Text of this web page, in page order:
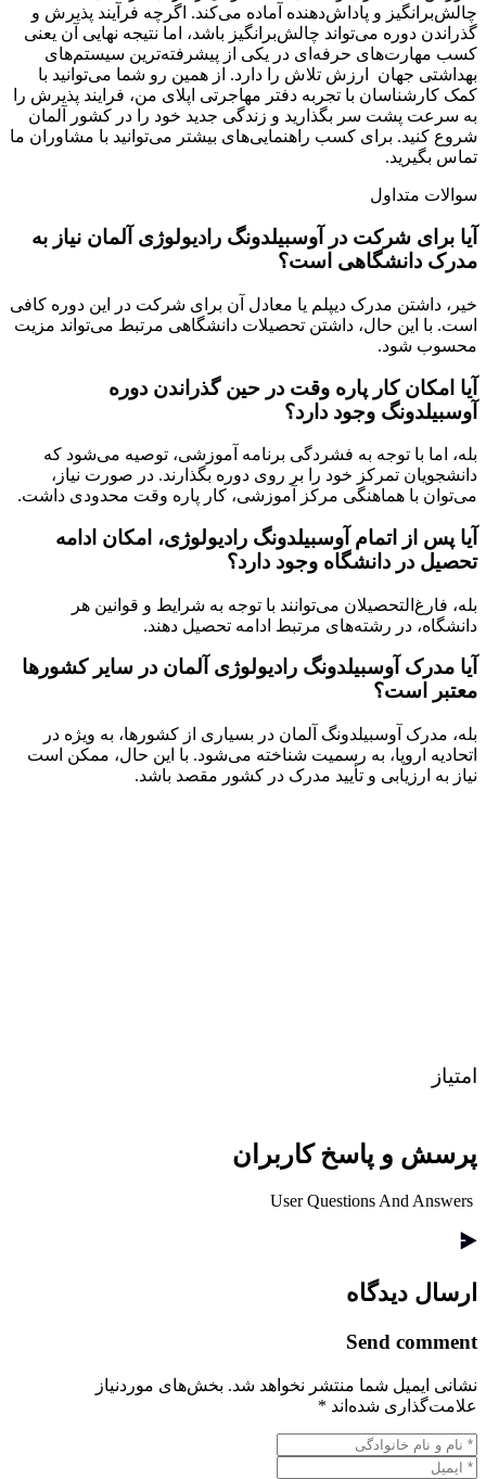
چالش‌برانگیز و پاداش‌دهنده آماده می‌کند. اگرچه فرآیند پذیرش و
گذراندن دوره می‌تواند چالش‌برانگیز باشد، اما نتیجه نهایی آن یعنی
کسب مهارت‌های حرفه‌ای در یکی از پیشرفته‌ترین سیستم‌های
بهداشتی جهان ارزش تلاش را دارد. از همین رو شما می‌توانید با
کمک کارشناسان با تجربه دفتر مهاجرتی اپلای من، فرایند پذیرش را
به سرعت پشت سر بگذارید و زندگی جدید خود را در کشور آلمان
شروع کنید. برای کسب راهنمایی‌های بیشتر می‌توانید با مشاوران ما
تماس بگیرید.
سوالات متداول
آیا برای شرکت در آوسبیلدونگ رادیولوژی آلمان نیاز به
مدرک دانشگاهی است؟
خیر، داشتن مدرک دیپلم یا معادل آن برای شرکت در این دوره کافی
است. با این حال، داشتن تحصیلات دانشگاهی مرتبط می‌تواند مزیت
محسوب شود.
آیا امکان کار پاره وقت در حین گذراندن دوره
آوسبیلدونگ وجود دارد؟
بله، اما با توجه به فشردگی برنامه آموزشی، توصیه می‌شود که
دانشجویان تمرکز خود را بر روی دوره بگذارند. در صورت نیاز،
می‌توان با هماهنگی مرکز آموزشی، کار پاره وقت محدودی داشت.
آیا پس از اتمام آوسبیلدونگ رادیولوژی، امکان ادامه
تحصیل در دانشگاه وجود دارد؟
بله، فارغ‌التحصیلان می‌توانند با توجه به شرایط و قوانین هر
دانشگاه، در رشته‌های مرتبط ادامه تحصیل دهند.
آیا مدرک آوسبیلدونگ رادیولوژی آلمان در سایر کشورها
معتبر است؟
بله، مدرک آوسبیلدونگ آلمان در بسیاری از کشورها، به ویژه در
اتحادیه اروپا، به رسمیت شناخته می‌شود. با این حال، ممکن است
نیاز به ارزیابی و تأیید مدرک در کشور مقصد باشد.
امتیاز
پرسش و پاسخ کاربران
ارسال دیدگاه
Send comment
نشانی ایمیل شما منتشر نخواهد شد. بخش‌های موردنیاز
علامت‌گذاری شده‌اند *